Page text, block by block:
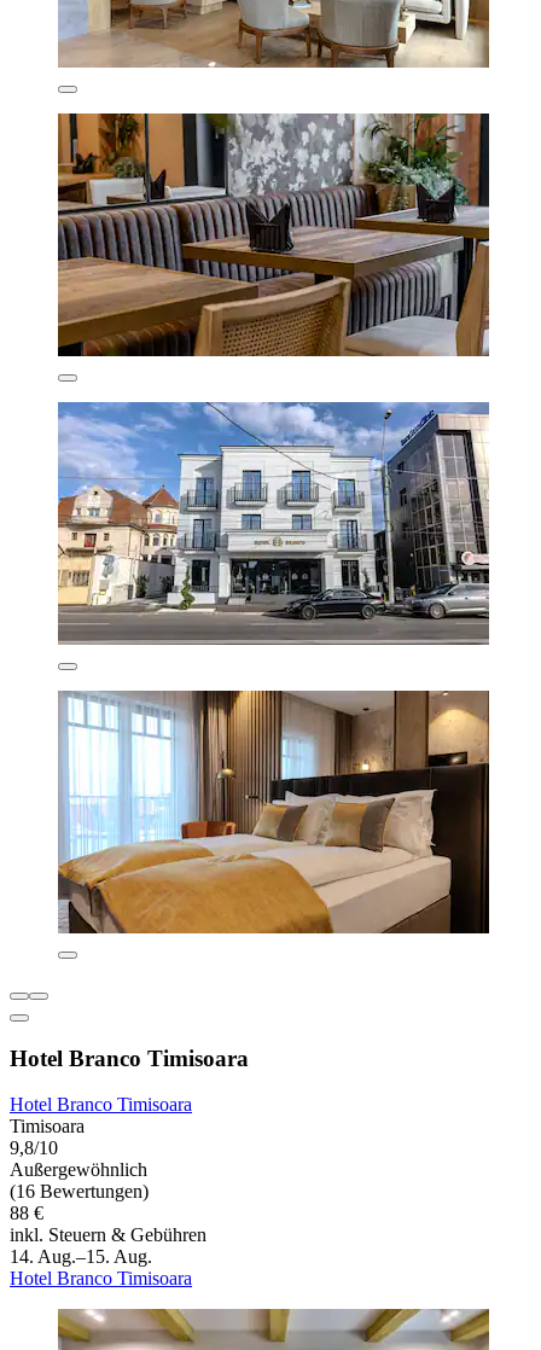
Hotel Branco Timisoara
Hotel Branco Timisoara
Timisoara
9,8/10
Außergewöhnlich
(16 Bewertungen)
88 €
inkl. Steuern & Gebühren
14. Aug.–15. Aug.
Hotel Branco Timisoara